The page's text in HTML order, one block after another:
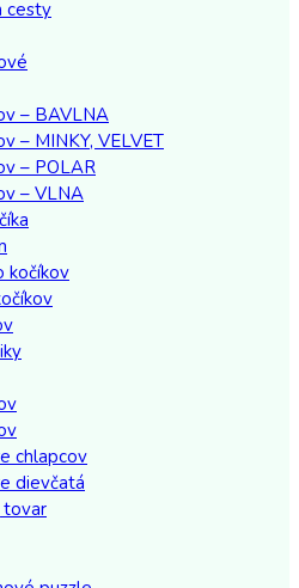
cesty
– BAVLNA
– MINKY, VELVET
– POLAR
– VLNA
kočíkov
chlapcov
dievčatá
tovar